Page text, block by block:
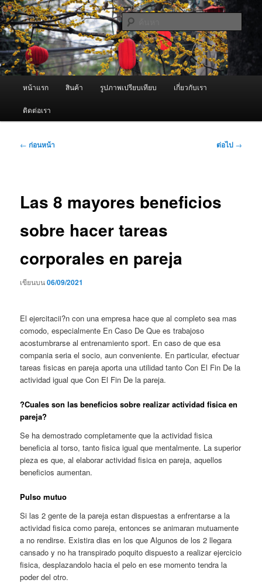
ข้าม
ไป
ยัง
เนื้อหา
หลัก ผู้นำเข้าเครื่องพ่นหมอกควัน Best
Fogger / Fogger One และ อะไหล่
จำหน่ายเครื่องพ่นหมอกควัน คุณภาพดี บริการด้วยความจริงใจ
หน้าแรก สินค้า รูปภาพเปรียบเทียบ เกี่ยวกับเรา
ติดต่อเรา
เมนู
← ก่อนหน้า ต่อไป →
Las 8 mayores beneficios
sobre hacer tareas
corporales en pareja
เขียนบน06/09/2021
El ejercitacii?n con una empresa hace que al completo sea mas
comodo, especialmente En Caso De Que es trabajoso
acostumbrarse al entrenamiento sport. En caso de que esa
compania seri­a el socio, aun conveniente. En particular, efectuar
tareas fisicas en pareja aporta una utilidad tanto Con El Fin De la
actividad igual que Con El Fin De la pareja.
?Cuales son las beneficios sobre realizar actividad fisica en
pareja?
Se ha demostrado completamente que la actividad fisica
beneficia al torso, tanto fisica igual que mentalmente. La superior
pieza es que, al elaborar actividad fisica en pareja, aquellos
beneficios aumentan.
Pulso mutuo
Si las 2 gente de la pareja estan dispuestas a enfrentarse a la
actividad fisica como pareja, entonces se animaran mutuamente
a no rendirse. Existira dias en los que Algunos de los 2 llegara
cansado y no ha transpirado poquito dispuesto a realizar ejercicio
fisica, desplazandolo hacia el pelo en ese momento tendra la
poder del otro.